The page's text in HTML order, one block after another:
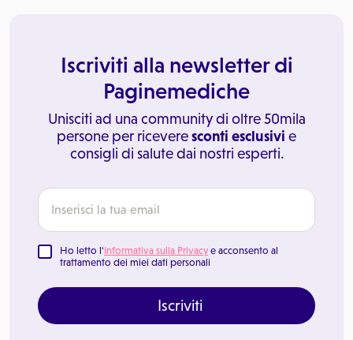
Iscriviti alla newsletter di
Paginemediche
Unisciti ad una community di oltre 50mila
persone per riceveresconti esclusivi e
consigli di salute dai nostri esperti.
Ho letto l'Informativa sulla Privacy e acconsento al
trattamento dei miei dati personali
Iscriviti